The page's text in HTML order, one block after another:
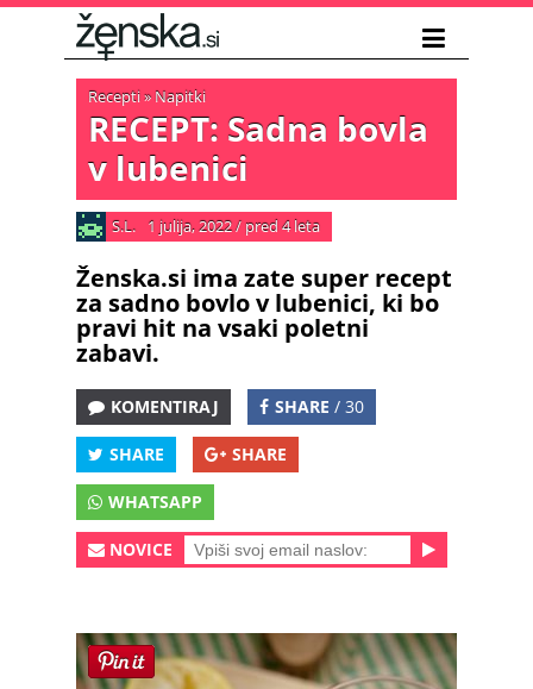
Recepti» Napitki
RECEPT: Sadna bovla
v lubenici
S.L. 1 julija, 2022/ pred 4 leta
Ženska.si ima zate super recept
za sadno bovlo v lubenici, ki bo
pravi hit na vsaki poletni
zabavi.
KOMENTIRAJ SHARE / 30
SHARE SHARE
WHATSAPP
NOVICE